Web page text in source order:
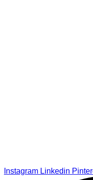
Instagram Linkedin